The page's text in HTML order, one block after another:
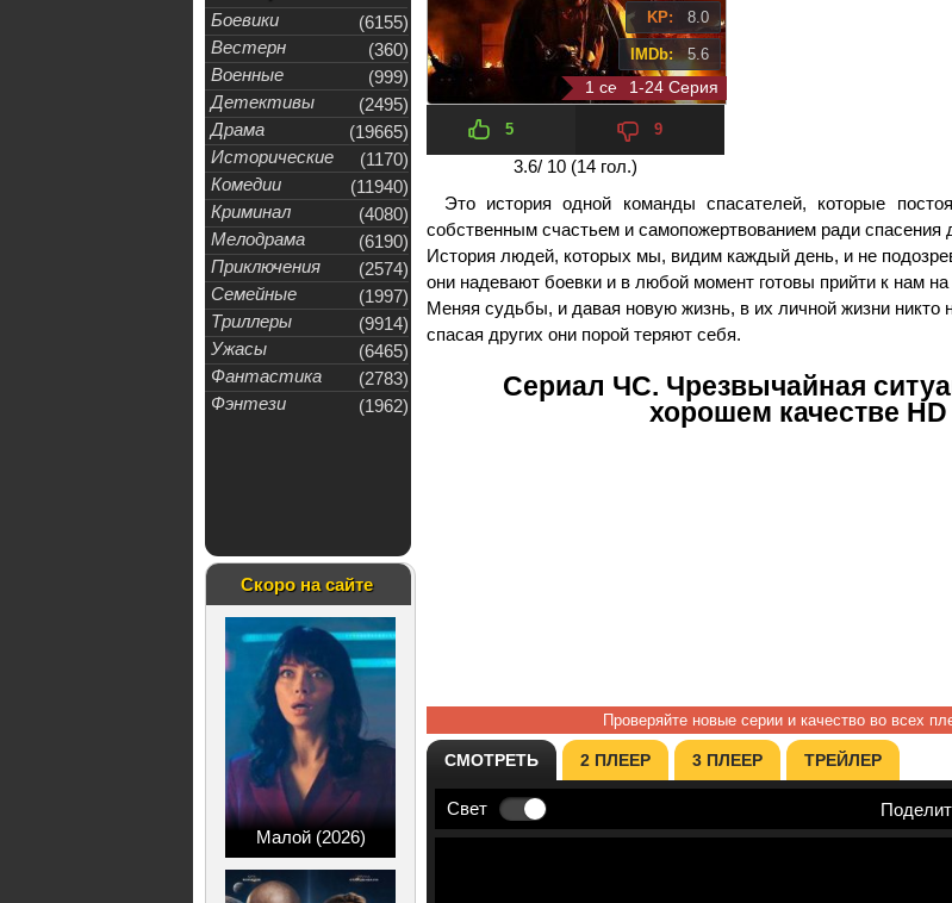
Боевики
(6155)
Вестерн
(360)
Военные
(999)
Детективы
(2495)
Драма
(19665)
Исторические
(1170)
Комедии
(11940)
Криминал
(4080)
Мелодрама
(6190)
Приключения
(2574)
Семейные
(1997)
Триллеры
(9914)
Ужасы
(6465)
Фантастика
(2783)
Фэнтези
(1962)
Скоро на сайте
Малой (2026)
1 сезон 24 серия
1-24 Серия
KP: 8.0
IMDb: 5.6
5 9
3.6/ 10 (14гол.)
Это история одной команды спасателей, которые
собственным счастьем и самопожертвованием ради спасения
История людей, которых мы, видим каждый день, и не
они надевают боевки и в любой момент готовы прийти к нам
Меняя судьбы, и давая новую жизнь, в их личной жизни никто
спасая других они порой теряют себя.
Сериал ЧС. Чрезвычайная
хорошем качестве HD
Проверяйте новые серии и качество во всех
СМОТРЕТЬ 2 ПЛЕЕР 3 ПЛЕЕР ТРЕЙЛЕР
Свет